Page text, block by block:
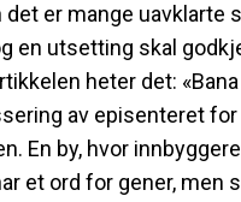
det er mange uavklarte
en utsetting skal
heter det:
av episenteret
En by, hvor innbyggere
et ord for gener, men